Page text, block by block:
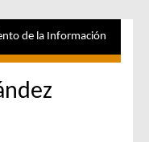
de la Información